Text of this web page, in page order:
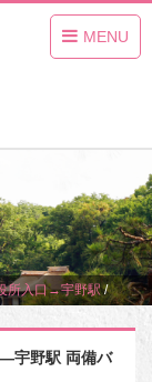
MENU
所入口→宇野駅/
宇野駅 両備バ